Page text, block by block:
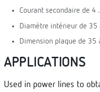
Courant secondaire de 4
Diamètre intérieur de
Dimension plaque de 35
APPLICATIONS
Used in power lines to